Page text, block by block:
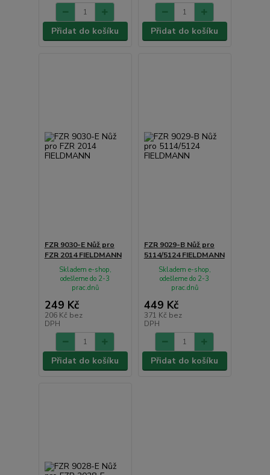
Přidat do košíku Přidat do košíku
FZR 9030-E Nůž pro
FZR 2014 FIELDMANN
249 Kč
206 Kč bez
DPH
Skladem e-shop,
odešleme do 2-3
prac.dnů
Přidat do košíku
FZR 9029-B Nůž pro
5114/5124 FIELDMANN
449 Kč
371 Kč bez
DPH
Skladem e-shop,
odešleme do 2-3
prac.dnů
Přidat do košíku